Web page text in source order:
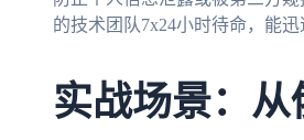
的技术团队7x24小时待命，能
实战场景：